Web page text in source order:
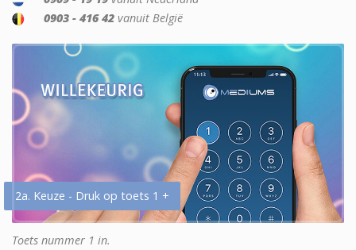
0903 - 416 42 vanuit België
2a. Keuze - Druk op toets 1 +
Toets nummer 1 in.